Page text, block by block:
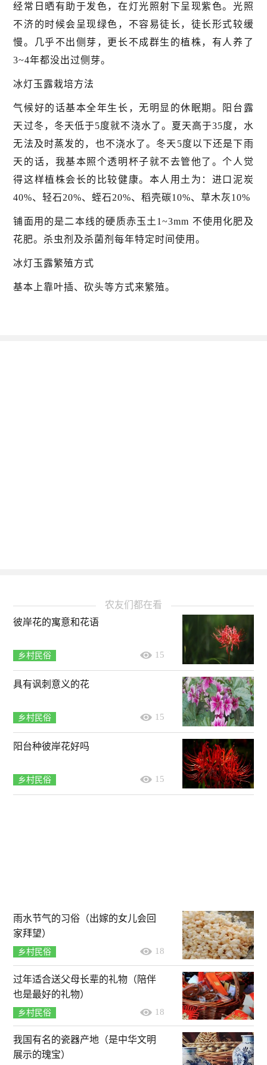
经常日晒有助于发色，在灯光照射下呈现紫色。光照
不济的时候会呈现绿色，不容易徒长，徒长形式较缓
慢。几乎不出侧芽，更长不成群生的植株，有人养了
3~4年都没出过侧芽。
冰灯玉露栽培方法
气候好的话基本全年生长，无明显的休眠期。阳台露
天过冬，冬天低于5度就不浇水了。夏天高于35度，水
无法及时蒸发的，也不浇水了。冬天5度以下还是下雨
天的话，我基本照个透明杯子就不去管他了。个人觉
得这样植株会长的比较健康。本人用土为：进口泥炭
40%、轻石20%、蛭石20%、稻壳碳10%、草木灰10%
铺面用的是二本线的硬质赤玉土1~3mm 不使用化肥及
花肥。杀虫剂及杀菌剂每年特定时间使用。
冰灯玉露繁殖方式
基本上靠叶插、砍头等方式来繁殖。
农友们都在看
彼岸花的寓意和花语
乡村民俗 15
具有讽刺意义的花
乡村民俗 15
阳台种彼岸花好吗
乡村民俗 15
雨水节气的习俗（出嫁的女儿会回
家拜望）
乡村民俗 18
过年适合送父母长辈的礼物（陪伴
也是最好的礼物）
乡村民俗 18
我国有名的瓷器产地（是中华文明
展示的瑰宝）